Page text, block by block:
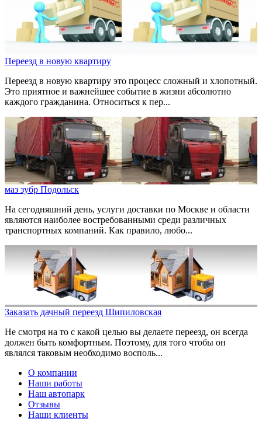
Переезд в новую квартиру
Переезд в новую квартиру это процесс сложный и хлопотный.
Это приятное и важнейшее событие в жизни абсолютно
каждого гражданина. Относиться к пер...
маз зубр Подольск
На сегодняшний день, услуги доставки по Москве и области
являются наиболее востребованными среди различных
транспортных компаний. Как правило, любо...
Заказать дачный переезд Шипиловская
Не смотря на то с какой целью вы делаете переезд, он всегда
должен быть комфортным. Поэтому, для того чтобы он
являлся таковым необходимо восполь...
О компании
Наши работы
Наш автопарк
Отзывы
Наши клиенты